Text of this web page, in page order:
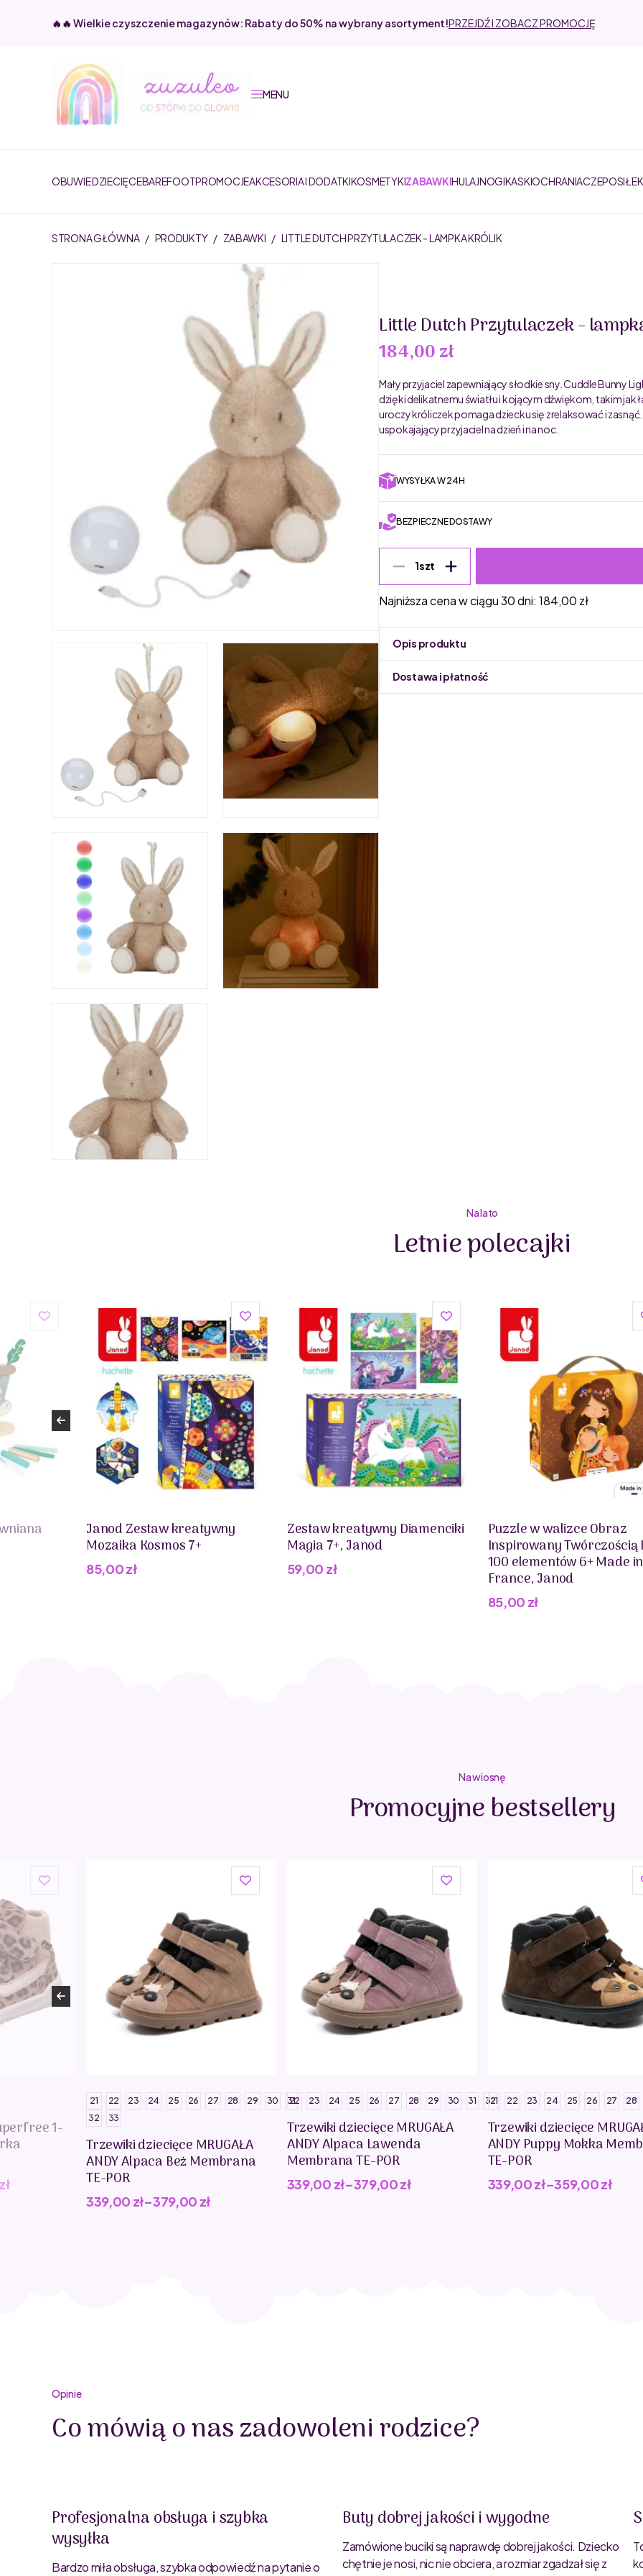
🔥🔥 Wielkie czyszczenie magazynów: Rabaty do 50% na wybrany asortyment!PRZEJDŹ I ZOBACZ PROMOCJĘ
MENU
OBUWIE DZIECIĘCEBAREFOOTPROMOCJEAKCESORIA I DODATKIKOSMETYKIZABAWKIHULAJNOGIKASKIOCHRANIACZEPOSIŁEK
STRONA GŁÓWNA / PRODUKTY / ZABAWKI / LITTLE DUTCH PRZYTULACZEK - LAMPKA KRÓLIK
Little Dutch Przytulaczek -
184,00 zł
Mały przyjaciel zapewniający słodkie sny. Cuddle Bunny
dzięki delikatnemu światłu i kojącym dźwiękom, takim jak
uroczy króliczek pomaga dziecku się zrelaksować i
uspokajający przyjaciel na dzień i na noc.
WYSYŁKA W 24H
BEZPIECZNE DOSTAWY
1szt
Najniższa cena w ciągu 30 dni: 184,00 zł
Opis produktu
Dostawa i płatność
Na lato
Letnie polecajki
Janod Zestaw kreatywny
Mozaika Kosmos 7+
85,00zł
Zestaw kreatywny Diamenciki
Magia 7+, Janod
59,00 zł
Puzzle w walizce Obraz
Inspirowany Twórczością
100 elementów 6+ Made in
France, Janod
85,00 zł
Na wiosnę
Promocyjne bestsellery
1-
21 22 23 24 25 26 27 28 29 30
31
32
33
Trzewiki dziecięce MRUGAŁA
ANDY Alpaca Beż Membrana
TE-POR
339,00 zł–379,00 zł
22 23 24 25 26 27 28 29 30 31 32
Trzewiki dziecięce MRUGAŁA
ANDY Alpaca Lawenda
Membrana TE-POR
339,00 zł–379,00zł
21 22 23 24 25 26 27 28
Trzewiki dziecięce
ANDY Puppy Mokka
TE-POR
339,00zł–359,00zł
Opinie
Co mówią o nas zadowoleni rodzice?
Profesjonalna obsługa i szybka
wysyłka
Bardzo miła obsługa, szybka odpowiedź na pytanie o
Buty dobrej jakości i wygodne
Zamówione buciki są naprawdę dobrej jakości. Dziecko
chętnie je nosi, nic nie obciera, a rozmiar zgadzał się z